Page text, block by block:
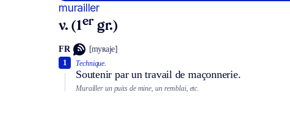
murailler
v. (1er gr.)
FR [myʀaje]
Technique.
Soutenir par un travail de maçonnerie.
1
Murailler un puits de mine, un remblai, etc.